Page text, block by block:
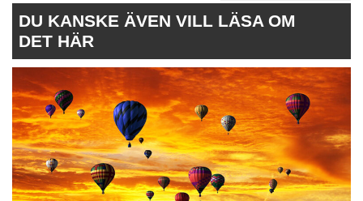
DU KANSKE ÄVEN VILL LÄSA OM
DET HÄR